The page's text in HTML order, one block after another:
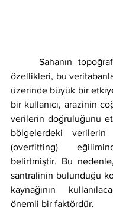
     Sahanın topoğrafyası ve coğrafi
özellikleri, bu
üzerinde büyük bir
bir kullanıcı, arazinin
verilerin doğruluğunu
bölgelerdeki verilerin
(overfitting)
belirtmiştir. Bu
santralinin bulunduğu
kaynağının
önemli bir faktördür.